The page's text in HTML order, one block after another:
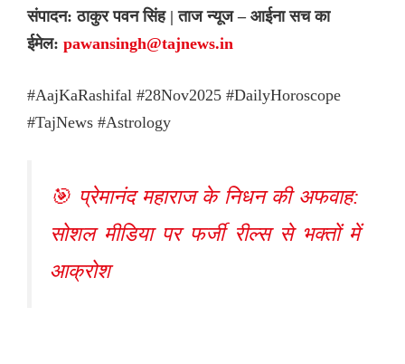
संपादन: ठाकुर पवन सिंह | ताज न्यूज – आईना सच का
ईमेल: pawansingh@tajnews.in
#AajKaRashifal #28Nov2025 #DailyHoroscope
#TajNews #Astrology
🎯 प्रेमानंद महाराज के निधन की अफवाह:
सोशल मीडिया पर फर्जी रील्स से भक्तों में
आक्रोश